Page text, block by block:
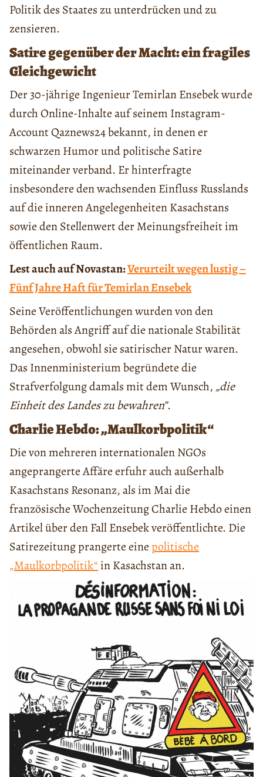
Politik des Staates zu unterdrücken und zu
zensieren.
Satire gegenüber der Macht: ein fragiles
Gleichgewicht
Der 30-jährige Ingenieur Temirlan Ensebek wurde
durch Online-Inhalte auf seinem Instagram-
Account Qaznews24 bekannt, in denen er
schwarzen Humor und politische Satire
miteinander verband. Er hinterfragte
insbesondere den wachsenden Einfluss Russlands
auf die inneren Angelegenheiten Kasachstans
sowie den Stellenwert der Meinungsfreiheit im
öffentlichen Raum.
Lest auch auf Novastan:Verurteilt wegen lustig –
Fünf Jahre Haft für Temirlan Ensebek
Seine Veröffentlichungen wurden von den
Behörden als Angriff auf die nationale Stabilität
angesehen, obwohl sie satirischer Natur waren.
Das Innenministerium begründete die
Strafverfolgung damals mit dem Wunsch, „die
Einheit des Landes zu bewahren”.
Charlie Hebdo: „Maulkorbpolitik“
Die von mehreren internationalen NGOs
angeprangerte Affäre erfuhr auch außerhalb
Kasachstans Resonanz, als im Mai die
französische Wochenzeitung Charlie Hebdo einen
Artikel über den Fall Ensebek veröffentlichte. Die
Satirezeitung prangerte einepolitische
„Maulkorbpolitik“ in Kasachstan an.